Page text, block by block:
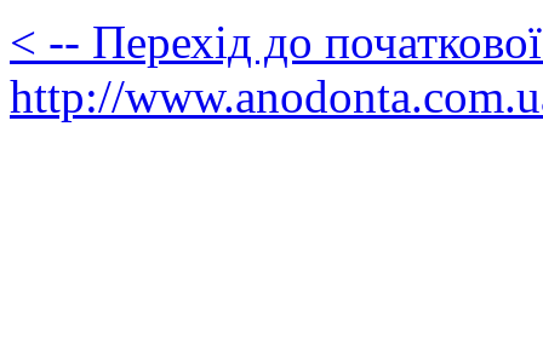
< -- Перехід до
http://